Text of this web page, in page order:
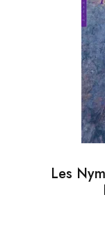
Les